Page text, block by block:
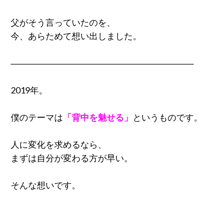
父がそう言っていたのを、
今、あらためて想い出しました。
―――――――――――――――――――――
2019年。
僕のテーマは 「背中を魅せる」 というものです。
人に変化を求めるなら、
まずは自分が変わる方が早い。
そんな想いです。